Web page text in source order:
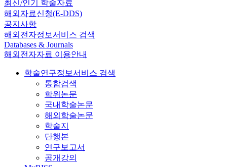
최신/인기 학술자료
해외자료신청(E-DDS)
공지사항
해외전자정보서비스 검색
Databases & Journals
해외전자자료 이용안내
학술연구정보서비스 검색
통합검색
학위논문
국내학술논문
해외학술논문
학술지
단행본
연구보고서
공개강의